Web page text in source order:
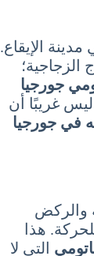
الإيقاع.
الزجاجية؛
جورجيا
ليس غريبًا أن
في جورجيا
والركض
هذا
التي لا